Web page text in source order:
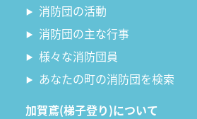
消防団の活動
消防団の主な行事
様々な消防団員
あなたの町の消防団を検索
加賀鳶(梯子登り)について